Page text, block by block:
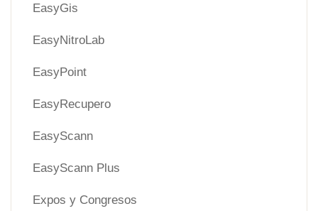
EasyGis
EasyNitroLab
EasyPoint
EasyRecupero
EasyScann
EasyScann Plus
Expos y Congresos